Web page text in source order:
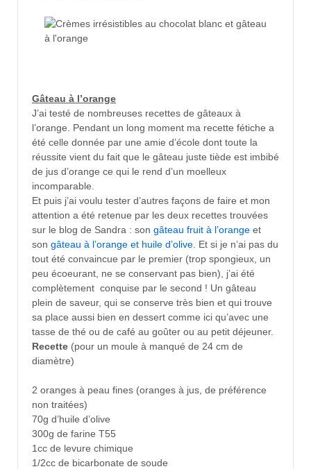
Gâteau à l’orange
J’ai testé de nombreuses recettes de gâteaux à
l’orange. Pendant un long moment ma recette fétiche a
été celle donnée par une amie d’école dont toute la
réussite vient du fait que le gâteau juste tiède est imbibé
de jus d’orange ce qui le rend d’un moelleux
incomparable.
Et puis j’ai voulu tester d’autres façons de faire et mon
attention a été retenue par les deux recettes trouvées
sur le blog de Sandra : son gâteau fruit à l’orange et
son gâteau à l’orange et huile d’olive . Et si je n’ai pas du
tout été convaincue par le premier (trop spongieux, un
peu écoeurant, ne se conservant pas bien), j’ai été
complètement conquise par le second ! Un gâteau
plein de saveur, qui se conserve très bien et qui trouve
sa place aussi bien en dessert comme ici qu’avec une
tasse de thé ou de café au goûter ou au petit déjeuner.
Recette (pour un moule à manqué de 24 cm de
diamètre)
2 oranges à peau fines (oranges à jus, de préférence
non traitées)
70g d’huile d’olive
300g de farine T55
1cc de levure chimique
1/2cc de bicarbonate de soude